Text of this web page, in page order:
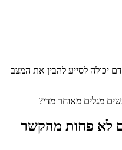
יכולה לסייע להבין את המצב
לא פחות מהקשר